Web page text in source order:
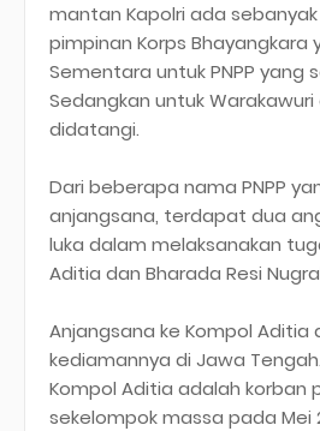
mantan Kapolri ada sebanyak
pimpinan Korps Bhayangkara
Sementara untuk PNPP yang
Sedangkan untuk
didatangi.
Dari beberapa nama PNPP
anjangsana, terdapat dua
luka dalam melaksanakan
Aditia dan Bharada Resi
Anjangsana ke Kompol Aditia
kediamannya di Jawa
Kompol Aditia adalah korban
sekelompok massa pada Mei